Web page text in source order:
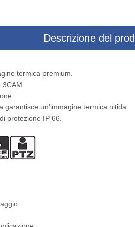
fotocamera drone
Descrizione del
termica premium.
3CAM
un'immagine termica nitida.
protezione IP 66.